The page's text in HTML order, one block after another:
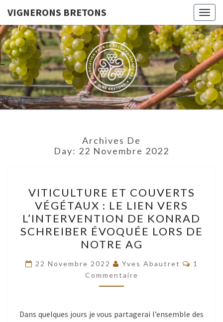
VIGNERONS BRETONS
Le Site De
L'Association
Pour La
Reconnaissance
Des Vins
Bretons
Archives De
Day: 22 Novembre 2022
ET
COUVERTS
VÉGÉTAUX
:
LE
LIEN
VERS
L’INTERVENTION
KONRAD
VITICULTURE ET COUVERTS
VÉGÉTAUX : LE LIEN VERS
L’INTERVENTION DE KONRAD
SCHREIBER ÉVOQUÉE LORS DE
NOTRE AG
22 Novembre 2022 Yves Abautret
1
Commentaire
Dans quelques jours je vous partagerai l’ensemble des